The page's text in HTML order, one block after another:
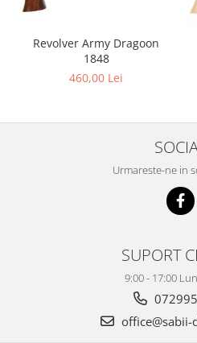
Revolver Army Dragoon
1848
460,00 Lei
Urmareste-ne in
SUPORT
9:00 - 17:00